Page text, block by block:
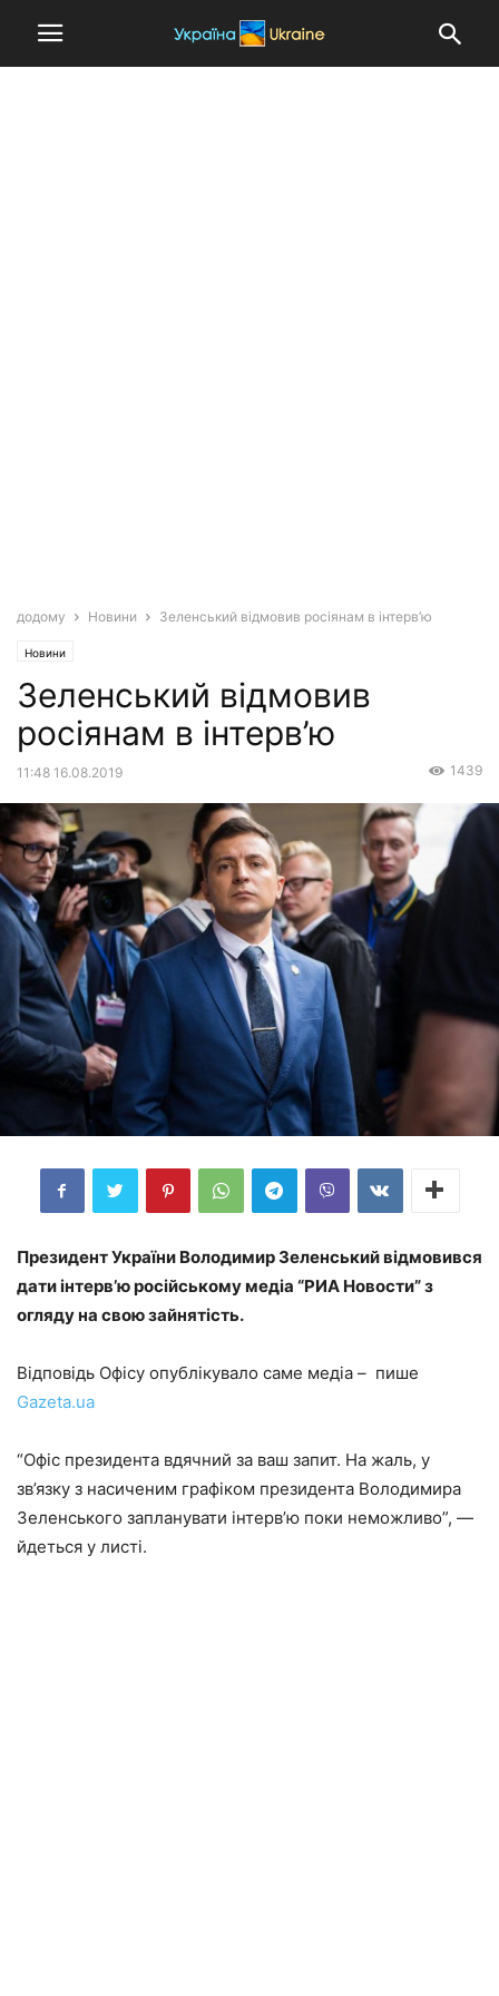
додому Новини Зеленський відмовив росіянам в інтерв’ю
Новини
Зеленський відмовив
росіянам в інтерв’ю
11:48 16.08.2019 1439
Президент України Володимир Зеленський відмовився
дати інтерв’ю російському медіа “РИА Новости” з
огляду на свою зайнятість.
Відповідь Офісу опублікувало саме медіа – пише
Gazeta.ua
“Офіс президента вдячний за ваш запит. На жаль, у
зв’язку з насиченим графіком президента Володимира
Зеленського запланувати інтерв’ю поки неможливо”, —
йдеться у листі.